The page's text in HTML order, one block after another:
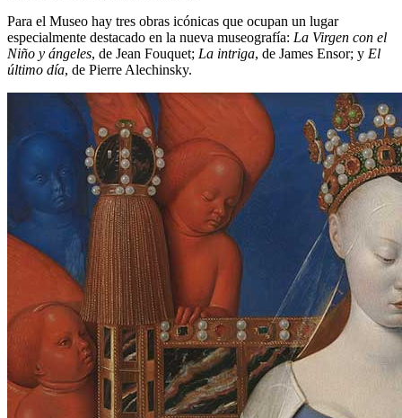
Para el Museo hay tres obras icónicas que ocupan un lugar
especialmente destacado en la nueva museografía: La Virgen con el
Niño y ángeles, de Jean Fouquet; La intriga, de James Ensor; y El
último día, de Pierre Alechinsky.